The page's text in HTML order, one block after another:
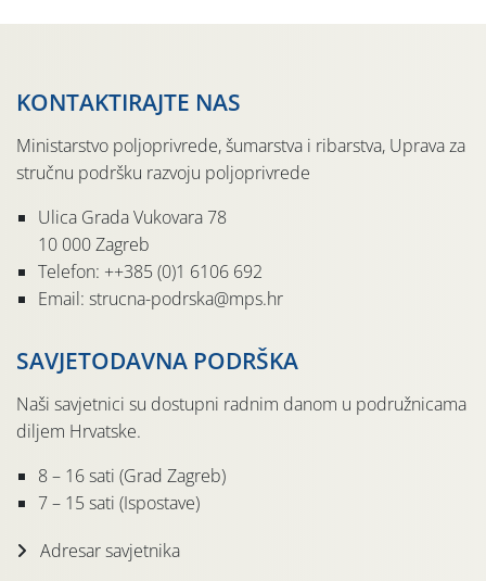
KONTAKTIRAJTE NAS
Ministarstvo poljoprivrede, šumarstva i ribarstva, Uprava za
stručnu podršku razvoju poljoprivrede
Ulica Grada Vukovara 78
10 000 Zagreb
Telefon: ++385 (0)1 6106 692
Email: strucna-podrska@mps.hr
SAVJETODAVNA PODRŠKA
Naši savjetnici su dostupni radnim danom u podružnicama
diljem Hrvatske.
8 – 16 sati (Grad Zagreb)
7 – 15 sati (Ispostave)
Adresar savjetnika